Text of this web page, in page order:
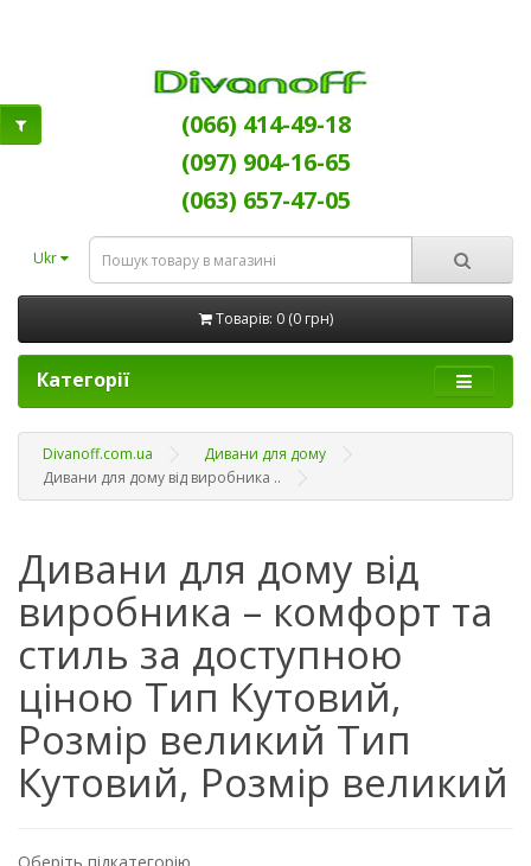
(066) 414-49-18
(097) 904-16-65
(063) 657-47-05
Ukr
Товарів: 0 (0 грн)
Категорії
Divanoff.com.ua
Дивани для дому
Дивани для дому від виробника ..
Дивани для дому від
виробника – комфорт та
стиль за доступною
ціною Тип Кутовий,
Розмір великий Тип
Кутовий, Розмір великий